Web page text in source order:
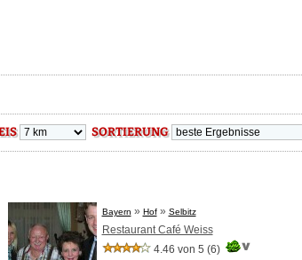
SORTIERUNG
Bayern » Hof» Selbitz
Restaurant Café Weiss
4.46 von 5 (6)